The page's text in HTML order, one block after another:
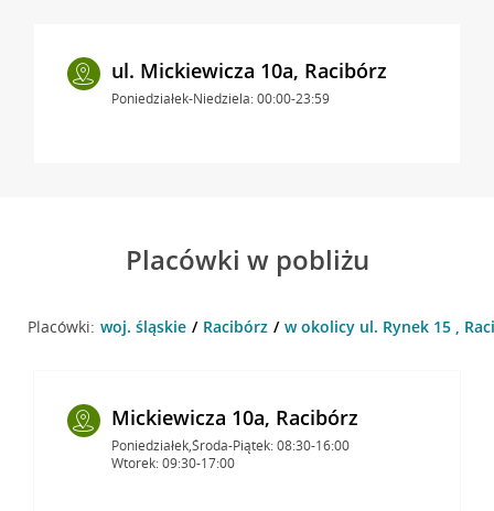
ul. Mickiewicza 10a, Racibórz
Poniedziałek-Niedziela: 00:00-23:59
Placówki w pobliżu
Placówki: woj. śląskie Racibórz w okolicy ul. Rynek 15 ,
Mickiewicza 10a, Racibórz
Poniedziałek,Środa-Piątek: 08:30-16:00
Wtorek: 09:30-17:00